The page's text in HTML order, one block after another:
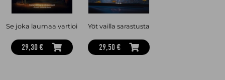
Se joka laumaa vartioi
29,30 €
Yöt vailla sarastusta
29,50 €